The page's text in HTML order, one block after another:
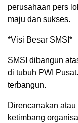
perusahaan pers
maju dan sukses.
*Visi Besar SMSI*
SMSI dibangun
di tubuh PWI
terbangun.
Direncanakan
ketimbang